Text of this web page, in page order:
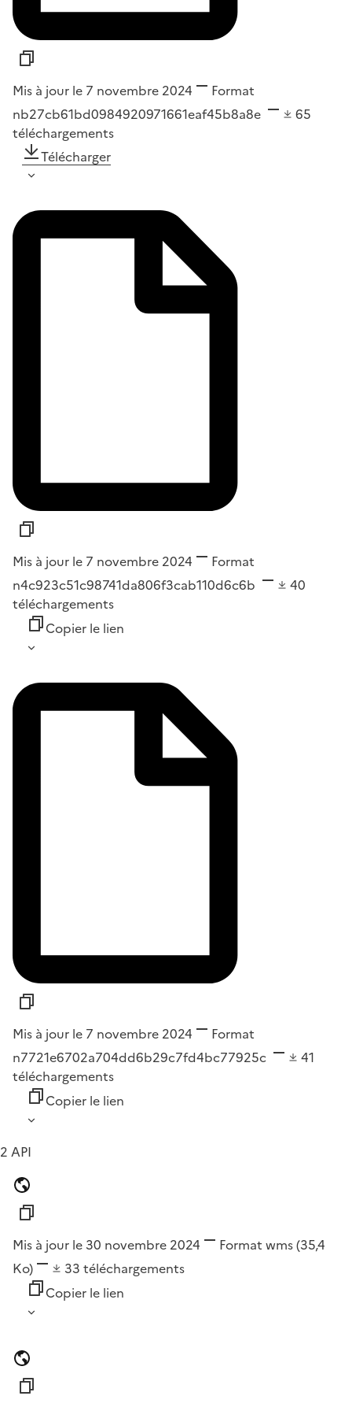
Mis à jour le 7 novembre 2024
Format
nb27cb61bd0984920971661eaf45b8a8e
65
téléchargements
Télécharger
Mis à jour le 7 novembre 2024
Format
n4c923c51c98741da806f3cab110d6c6b
40
téléchargements
Copier le lien
Mis à jour le 7 novembre 2024
Format
n7721e6702a704dd6b29c7fd4bc77925c
41
téléchargements
Copier le lien
2 API
Mis à jour le 30 novembre 2024 Format wms(35,4
Ko)
33 téléchargements
Copier le lien